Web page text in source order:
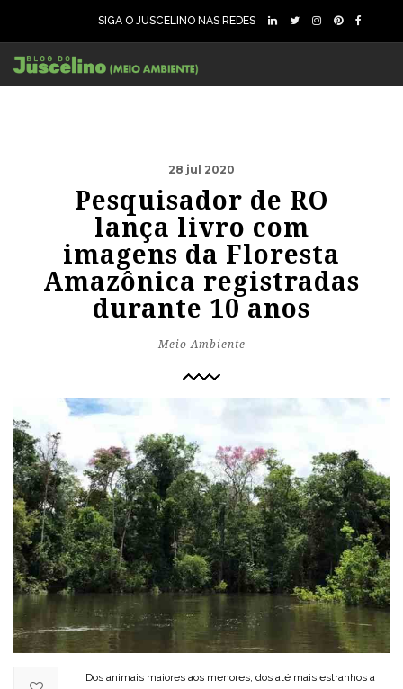
SIGA O JUSCELINO NAS REDES
28 jul 2020
Pesquisador de RO
lança livro com
imagens da Floresta
Amazônica registradas
durante 10 anos
Meio Ambiente
Dos animais maiores aos menores, dos até mais estranhos a